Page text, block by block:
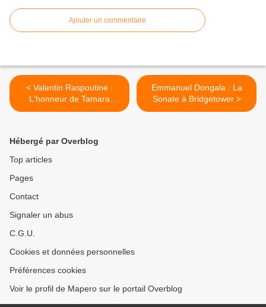
Ajouter un commentaire
< Valentin Raspoutine :
L'honneur de Tamara
Ivanovna
Emmanuel Dongala : La
Sonate à Bridgetower >
Hébergé par Overblog
Top articles
Pages
Contact
Signaler un abus
C.G.U.
Cookies et données personnelles
Préférences cookies
Voir le profil de Mapero sur le portail Overblog